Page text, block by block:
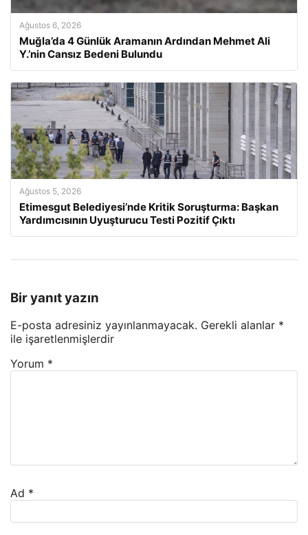
Ağustos 6, 2026
Muğla’da 4 Günlük Aramanın Ardından Mehmet Ali
Y.’nin Cansız Bedeni Bulundu
Ağustos 5, 2026
Etimesgut Belediyesi’nde Kritik Soruşturma: Başkan
Yardımcısının Uyuşturucu Testi Pozitif Çıktı
Bir yanıt yazın
E-posta adresiniz yayınlanmayacak. Gerekli alanlar *
ile işaretlenmişlerdir
Yorum *
Ad *